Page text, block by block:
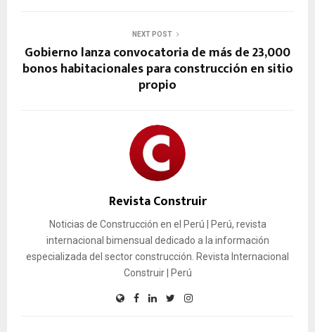
NEXT POST
Gobierno lanza convocatoria de más de 23,000
bonos habitacionales para construcción en sitio
propio
Revista Construir
Noticias de Construcción en el Perú | Perú, revista
internacional bimensual dedicado a la información
especializada del sector construcción. Revista Internacional
Construir | Perú